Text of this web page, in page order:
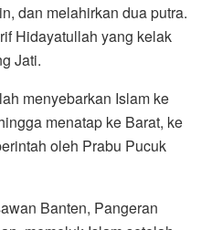
dan melahirkan dua putra.
Hidayatullah yang kelak
Jati.
menyebarkan Islam ke
menatap ke Barat, ke
oleh Prabu Pucuk
Banten, Pangeran